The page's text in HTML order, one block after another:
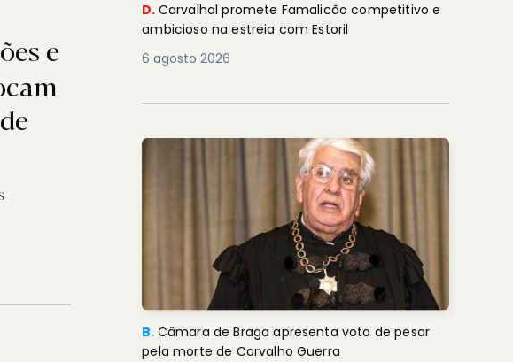
e
D. Carvalhal promete Famalicão competitivo e
ambicioso na estreia com Estoril
6 agosto 2026
B. Câmara de Braga apresenta voto de pesar
pela morte de Carvalho Guerra